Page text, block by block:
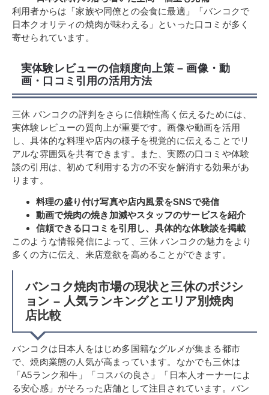
利用者からは「家族や同僚との会食に最適」「バンコクで
日本クオリティの焼肉が味わえる」といった口コミが多く
寄せられています。
実体験レビューの信頼度向上策 – 画像・動
画・口コミ引用の活用方法
三休 バンコクの評判をさらに信頼性高く伝えるためには、
実体験レビューの質向上が重要です。画像や動画を活用
し、具体的な料理や店内の様子を視覚的に伝えることでリ
アルな雰囲気を共有できます。また、実際の口コミや体験
談の引用は、初めて利用する方の不安を解消する効果があ
ります。
料理の盛り付け写真や店内風景をSNSで発信
動画で焼肉の焼き加減やスタッフのサービスを紹介
信頼できる口コミを引用し、具体的な体験談を掲載
このような情報発信によって、三休 バンコクの魅力をより
多くの方に伝え、来店意欲を高めることができます。
バンコク焼肉市場の現状と三休のポジシ
ョン – 人気ランキングとエリア別焼肉
店比較
バンコクは日本人をはじめ多国籍なグルメが集まる都市
で、焼肉業態の人気が高まっています。なかでも三休は
「A5ランク和牛」「コスパの良さ」「日本人オーナーによ
る安心感」がそろった店舗として注目されています。バン